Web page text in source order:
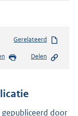
Gerelateerd
Delen
door